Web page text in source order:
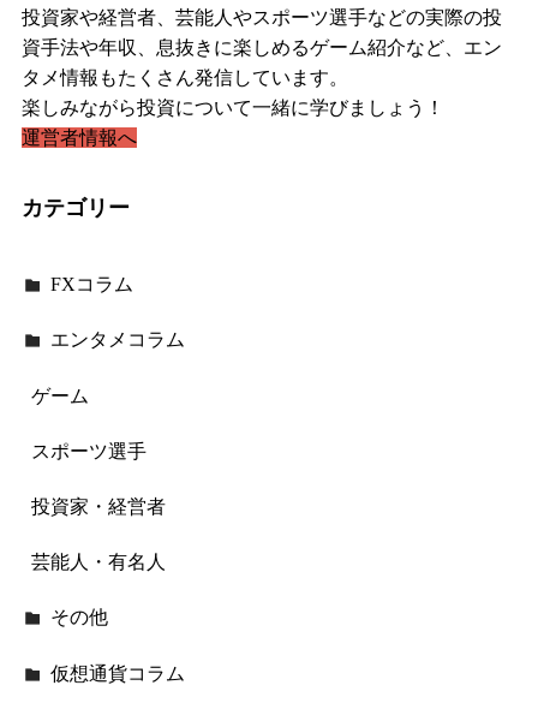
投資家や経営者、芸能人やスポーツ選手などの実際の投
資手法や年収、息抜きに楽しめるゲーム紹介など、エン
タメ情報もたくさん発信しています。
楽しみながら投資について一緒に学びましょう！
運営者情報へ
カテゴリー
FXコラム
エンタメコラム
ゲーム
スポーツ選手
投資家・経営者
芸能人・有名人
その他
仮想通貨コラム